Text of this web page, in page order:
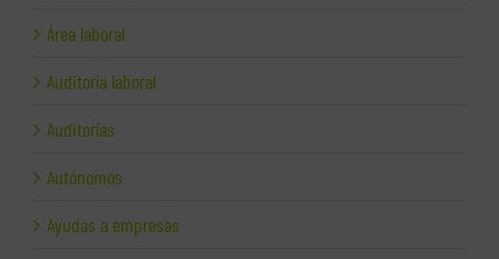
Área laboral
Auditoría laboral
Auditorías
Autónomos
Ayudas a empresas